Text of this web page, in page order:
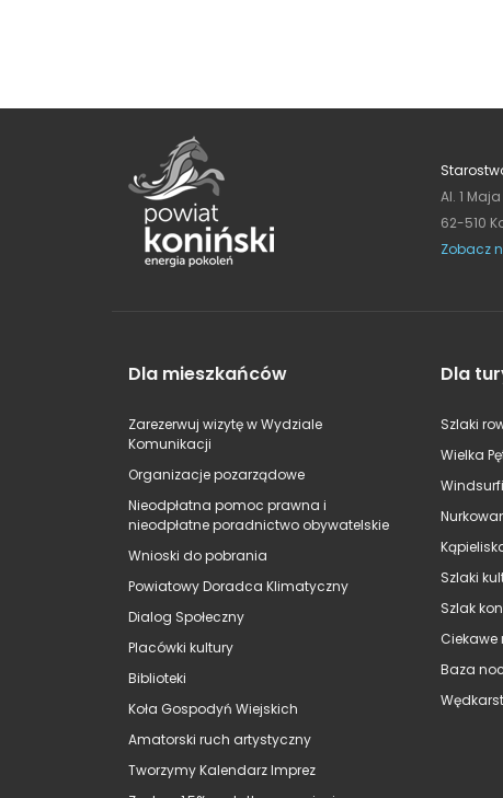
Al. 1
62-510
Zobacz
Dla mieszkańców
Zarezerwuj wizytę w Wydziale
Komunikacji
Organizacje pozarządowe
Nieodpłatna pomoc prawna i
nieodpłatne poradnictwo obywatelskie
Wnioski do pobrania
Powiatowy Doradca Klimatyczny
Dialog Społeczny
Placówki kultury
Biblioteki
Koła Gospodyń Wiejskich
Amatorski ruch artystyczny
Tworzymy Kalendarz Imprez
Dla
Szlaki
Wielka
Szlaki
Szlak
Baza